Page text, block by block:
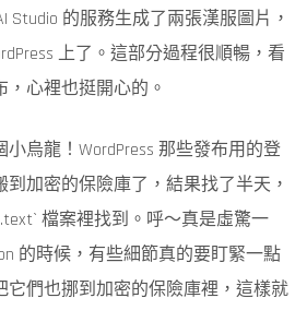
Studio 的服務生成了兩張漢服圖片，
上了。這部分過程很順暢，看
心裡也挺開心的。
烏龍！WordPress 那些發布用的登
加密的保險庫了，結果找了半天，
檔案裡找到。呼～真是虛驚一
的時候，有些細節真的要盯緊一點
它們也挪到加密的保險庫裡，這樣就